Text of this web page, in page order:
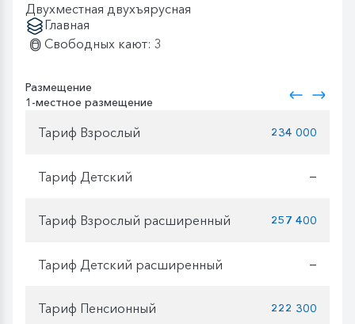
Двухместная двухъярусная
Главная
Свободных кают: 3
Размещение
1-местное размещение
Тариф Взрослый 234 000
Тариф Детский —
Тариф Взрослый расширенный 257 400
Тариф Детский расширенный —
Тариф Пенсионный 222 300